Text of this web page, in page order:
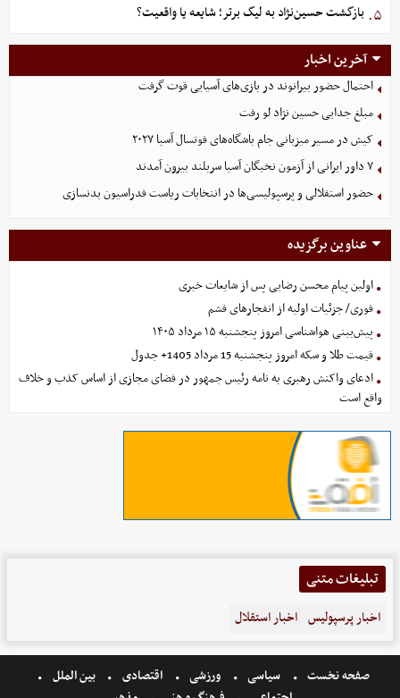
۵. بازگشت حسین‌نژاد به لیگ برتر؛ شایعه یا واقعیت؟
آخرین اخبار
احتمال حضور بیرانوند در بازی‌های آسیایی قوت گرفت
مبلغ جدایی حسین نژاد لو رفت
کیش در مسیر میزبانی جام باشگاه‌های فوتسال آسیا ۲۰۲۷
۷ داور ایرانی از آزمون نخبگان آسیا سربلند بیرون آمدند
حضور استقلالی و پرسپولیسی‌ها در انتخابات ریاست فدراسیون بدنسازی
عناوین برگزیده
اولین پیام محسن رضایی پس از شایعات خبری
فوری/ جزئیات اولیه از انفجارهای قشم
پیش‌بینی هواشناسی امروز پنجشنبه ۱۵ مرداد ۱۴۰۵
قیمت طلا و سکه امروز پنجشنبه 15 مرداد 1405+ جدول
ادعای واکنش رهبری به نامه رئیس جمهور در فضای مجازی از اساس کذب و خلاف
واقع است
تبلیغات متنی
اخبار پرسپولیس اخبار استقلال
صفحه نخست سیاسی ورزشی اقتصادی
بین الملل